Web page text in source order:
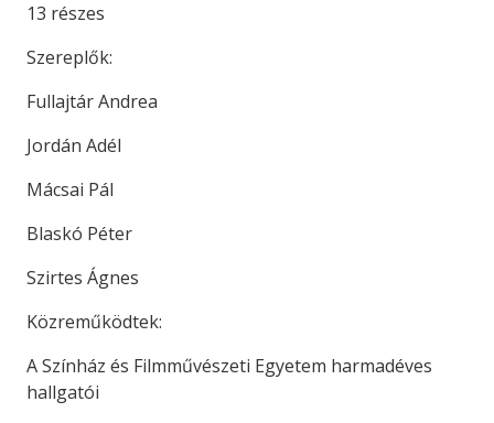
13 részes
Szereplők:
Fullajtár Andrea
Jordán Adél
Mácsai Pál
Blaskó Péter
Szirtes Ágnes
Közreműködtek:
A Színház és Filmművészeti Egyetem harmadéves
hallgatói